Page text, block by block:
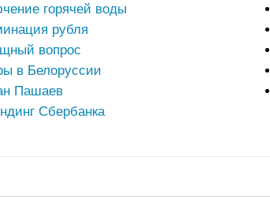
горячей воды
рубля
вопрос
в Белоруссии
Пашаев
Сбербанка